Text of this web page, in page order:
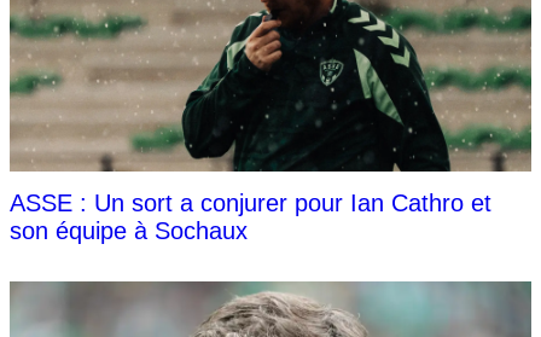
ASSE : Un sort a conjurer pour Ian Cathro et
son équipe à Sochaux